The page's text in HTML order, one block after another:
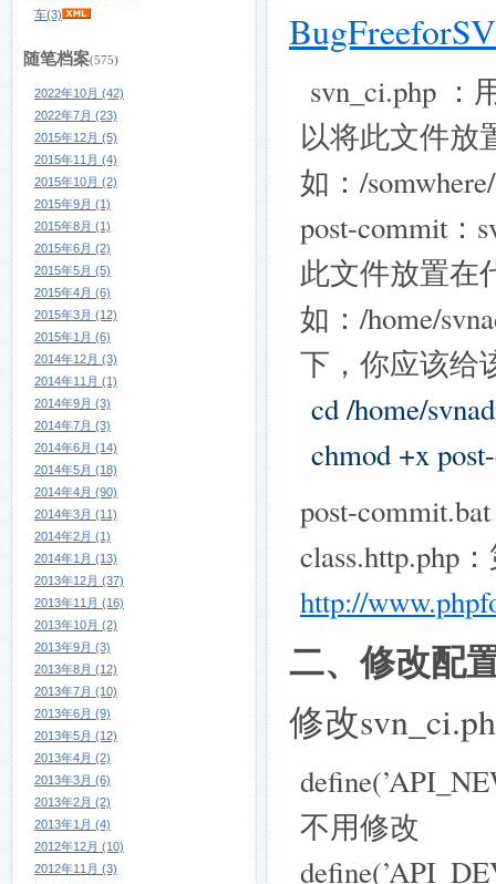
车(3)
随笔档案(575)
2022年10月 (42)
2022年7月 (23)
2015年12月 (5)
2015年11月 (4)
2015年10月 (2)
2015年9月 (1)
2015年8月 (1)
2015年6月 (2)
2015年5月 (5)
2015年4月 (6)
2015年3月 (12)
2015年1月 (6)
2014年12月 (3)
2014年11月 (1)
2014年9月 (3)
2014年7月 (3)
2014年6月 (14)
2014年5月 (18)
2014年4月 (90)
2014年3月 (11)
2014年2月 (1)
2014年1月 (13)
2013年12月 (37)
2013年11月 (16)
2013年10月 (2)
2013年9月 (3)
2013年8月 (12)
2013年7月 (10)
2013年6月 (9)
2013年5月 (12)
2013年4月 (2)
2013年3月 (6)
2013年2月 (2)
2013年1月 (4)
2012年12月 (10)
2012年11月 (3)
svn_ci.php ：
以将此文件放
如：/
post-commit
此文件放置在
如：/home/
下，你应该给
cd /home/
chmod +x
post-
class.http.php
http://
二、修改配
修改
不用修改